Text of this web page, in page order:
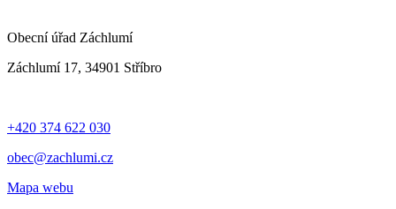
Obecní úřad Záchlumí
Záchlumí 17, 34901 Stříbro
+420 374 622 030
obec@zachlumi.cz
Mapa webu